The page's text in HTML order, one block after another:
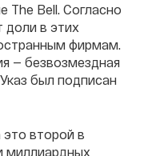
The Bell. Согласно
доли в этих
фирмам.
— безвозмездная
был подписан
второй в
миллиардных